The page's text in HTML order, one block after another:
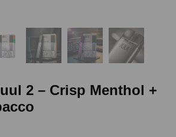
2 – Crisp Menthol +